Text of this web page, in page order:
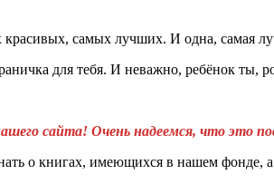
самых лучших. И одна, самая
для тебя. И неважно, ребёнок ты,
сайта! Очень надеемся, что это
о книгах, имеющихся в нашем фонде,